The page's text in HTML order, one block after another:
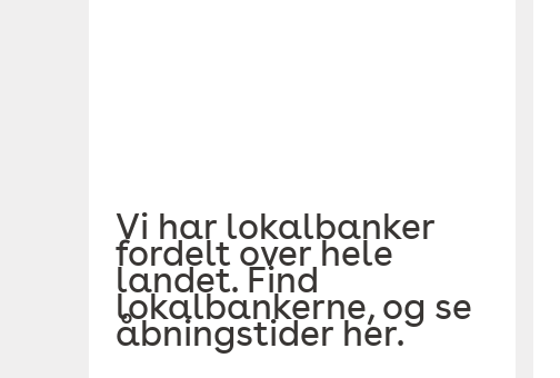
Vi har lokalbanker
fordelt over hele
landet. Find
lokalbankerne, og se
åbningstider her.